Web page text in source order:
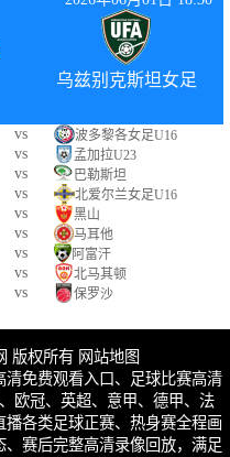
乌兹别克斯坦女足
vs 波多黎各女足U16
vs 孟加拉U23
vs 巴勒斯坦
vs 北爱尔兰女足U16
vs 黑山
vs 马耳他
vs 阿富汗
vs 北马其顿
vs 保罗沙
版权所有 网站地图
清免费观看入口、足球比赛高清
欧冠、英超、意甲、德甲、法
各类足球正赛、热身赛全程画
赛后完整高清录像回放，满足